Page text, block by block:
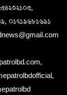
০১৭১৯৬৮১৬৯১